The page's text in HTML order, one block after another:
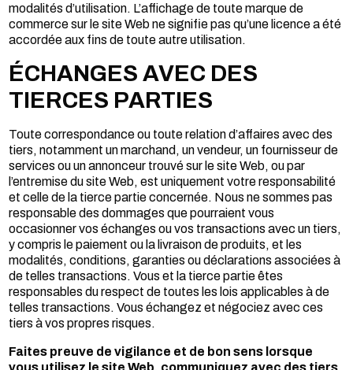
modalités d’utilisation. L’affichage de toute marque de
commerce sur le site Web ne signifie pas qu’une licence a été
accordée aux fins de toute autre utilisation.
ÉCHANGES AVEC DES
TIERCES PARTIES
Toute correspondance ou toute relation d’affaires avec des
tiers, notamment un marchand, un vendeur, un fournisseur de
services ou un annonceur trouvé sur le site Web, ou par
l’entremise du site Web, est uniquement votre responsabilité
et celle de la tierce partie concernée. Nous ne sommes pas
responsable des dommages que pourraient vous
occasionner vos échanges ou vos transactions avec un tiers,
y compris le paiement ou la livraison de produits, et les
modalités, conditions, garanties ou déclarations associées à
de telles transactions. Vous et la tierce partie êtes
responsables du respect de toutes les lois applicables à de
telles transactions. Vous échangez et négociez avec ces
tiers à vos propres risques.
Faites preuve de vigilance et de bon sens lorsque
vous utilisez le site Web, communiquez avec des tiers